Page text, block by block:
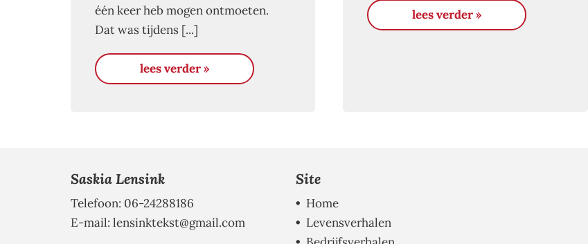
één keer heb mogen ontmoeten.
Dat was tijdens [...]
lees verder »
lees verder »
Saskia Lensink
Telefoon: 06-24288186
E-mail: lensinktekst@gmail.com
Site
Home
Levensverhalen